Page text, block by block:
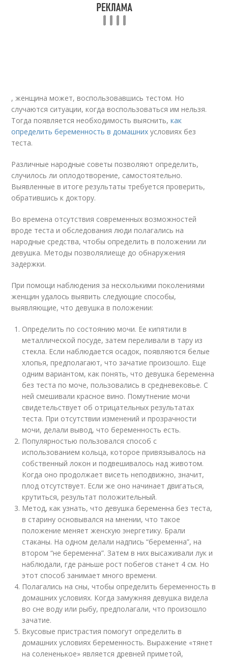
, женщина может, воспользовавшись тестом. Но
случаются ситуации, когда воспользоваться им нельзя.
Тогда появляется необходимость выяснить,как
определить беременность в домашних условиях без
теста.
Различные народные советы позволяют определить,
случилось ли оплодотворение, самостоятельно.
Выявленные в итоге результаты требуется проверить,
обратившись к доктору.
Во времена отсутствия современных возможностей
вроде теста и обследования люди полагались на
народные средства, чтобы определить в положении ли
девушка. Методы позволялиеще до обнаружения
задержки.
При помощи наблюдения за несколькими поколениями
женщин удалось выявить следующие способы,
выявляющие, что девушка в положении:
Определить по состоянию мочи. Ее кипятили в
металлической посуде, затем переливали в тару из
стекла. Если наблюдается осадок, появляются белые
хлопья, предполагают, что зачатие произошло. Еще
одним вариантом, как понять, что девушка беременна
без теста по моче, пользовались в средневековье. С
ней смешивали красное вино. Помутнение мочи
свидетельствует об отрицательных результатах
теста. При отсутствии изменений и прозрачности
мочи, делали вывод, что беременность есть.
Популярностью пользовался способ с
использованием кольца, которое привязывалось на
собственный локон и подвешивалось над животом.
Когда оно продолжает висеть неподвижно, значит,
плод отсутствует. Если же оно начинает двигаться,
крутиться, результат положительный.
Метод, как узнать, что девушка беременна без теста,
в старину основывался на мнении, что такое
положение меняет женскую энергетику. Брали
стаканы. На одном делали надпись “беременна”, на
втором “не беременна”. Затем в них высаживали лук и
наблюдали, где раньше рост побегов станет 4 см. Но
этот способ занимает много времени.
Полагались на сны, чтобы определить беременность в
домашних условиях. Когда замужняя девушка видела
во сне воду или рыбу, предполагали, что произошло
зачатие.
Вкусовые пристрастия помогут определить в
домашних условиях беременность. Выражение «тянет
на солененькое» является древней приметой,